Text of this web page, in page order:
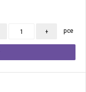
+ pce